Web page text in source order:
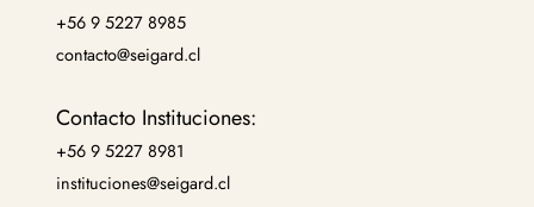
+56 9 5227 8985
contacto@seigard.cl
Contacto Instituciones:
+56 9 5227 8981
instituciones@seigard.cl